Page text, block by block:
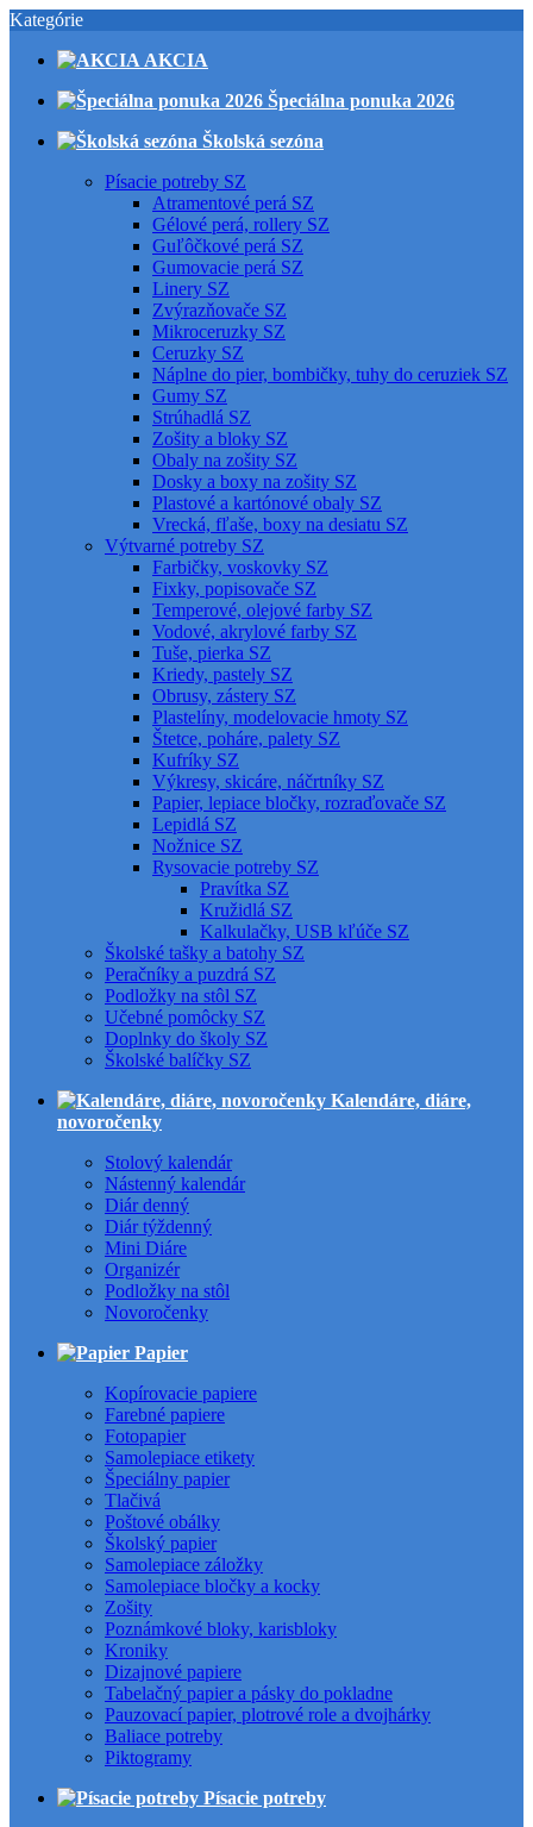
Kategórie
AKCIA
Špeciálna ponuka 2026
Školská sezóna
Písacie potreby SZ
Atramentové perá SZ
Gélové perá, rollery SZ
Guľôčkové perá SZ
Gumovacie perá SZ
Linery SZ
Zvýrazňovače SZ
Mikroceruzky SZ
Ceruzky SZ
Náplne do pier, bombičky, tuhy do ceruziek SZ
Gumy SZ
Strúhadlá SZ
Zošity a bloky SZ
Obaly na zošity SZ
Dosky a boxy na zošity SZ
Plastové a kartónové obaly SZ
Vrecká, fľaše, boxy na desiatu SZ
Výtvarné potreby SZ
Farbičky, voskovky SZ
Fixky, popisovače SZ
Temperové, olejové farby SZ
Vodové, akrylové farby SZ
Tuše, pierka SZ
Kriedy, pastely SZ
Obrusy, zástery SZ
Plastelíny, modelovacie hmoty SZ
Štetce, poháre, palety SZ
Kufríky SZ
Výkresy, skicáre, náčrtníky SZ
Papier, lepiace bločky, rozraďovače SZ
Lepidlá SZ
Nožnice SZ
Rysovacie potreby SZ
Pravítka SZ
Kružidlá SZ
Kalkulačky, USB kľúče SZ
Školské tašky a batohy SZ
Peračníky a puzdrá SZ
Podložky na stôl SZ
Učebné pomôcky SZ
Doplnky do školy SZ
Školské balíčky SZ
Kalendáre, diáre,
novoročenky
Stolový kalendár
Nástenný kalendár
Diár denný
Diár týždenný
Mini Diáre
Organizér
Podložky na stôl
Novoročenky
Papier
Kopírovacie papiere
Farebné papiere
Fotopapier
Samolepiace etikety
Špeciálny papier
Tlačivá
Poštové obálky
Školský papier
Samolepiace záložky
Samolepiace bločky a kocky
Zošity
Poznámkové bloky, karisbloky
Kroniky
Dizajnové papiere
Tabelačný papier a pásky do pokladne
Pauzovací papier, plotrové role a dvojhárky
Baliace potreby
Piktogramy
Písacie potreby